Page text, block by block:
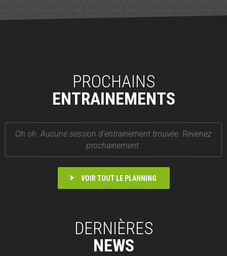
PROCHAINS
ENTRAINEMENTS
Oh oh. Aucune session d'entrainement trouvée. Revenez
prochainement.
VOIR TOUT LE PLANNING
DERNIÈRES
NEWS